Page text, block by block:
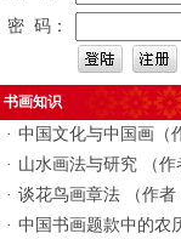
密 码：
书画知识
· 中国文化与中国画（
· 山水画法与研究 （作
· 谈花鸟画章法 （作者
· 中国书画题款中的农